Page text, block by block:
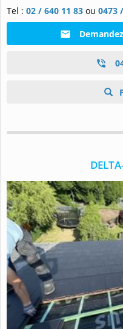
Tel : 02 / 640 11 83 ou 0473